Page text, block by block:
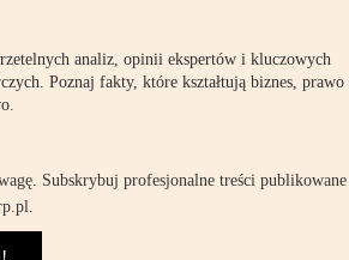
analiz, opinii ekspertów i kluczowych
Poznaj fakty, które kształtują biznes, prawo
Subskrybuj profesjonalne treści publikowane